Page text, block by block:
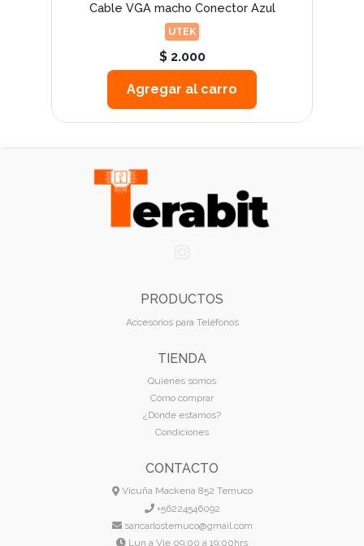
Cable VGA macho Conector Azul
UTEK
$ 2.000
Agregar al carro
PRODUCTOS
Accesorios para Teléfonos
TIENDA
Quiénes somos
Cómo comprar
¿Dónde estamos?
Condiciones
CONTACTO
Vicuña Mackena 852 Temuco
+56224546092
sancarlostemuco@gmail.com
Lun a Vie 09:00 a 19:00hrs